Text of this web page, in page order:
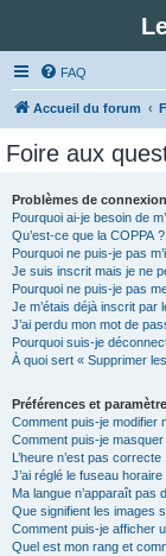
FAQ
Accueil du forum
Foire aux
Problèmes de
Pourquoi ai-je besoin de
Qu’est-ce que la COPPA ?
Pourquoi ne puis-je pas
Je suis inscrit mais je ne
Pourquoi ne puis-je pas
Je m’étais déjà inscrit
J’ai perdu mon mot de
Pourquoi suis-je
À quoi sert « Supprimer
Préférences et
Comment puis-je modifier
Comment puis-je
L’heure n’est pas correcte !
J’ai réglé le fuseau
Ma langue n’apparaît pas
Que signifient les images
Comment puis-je afficher
Quel est mon rang et